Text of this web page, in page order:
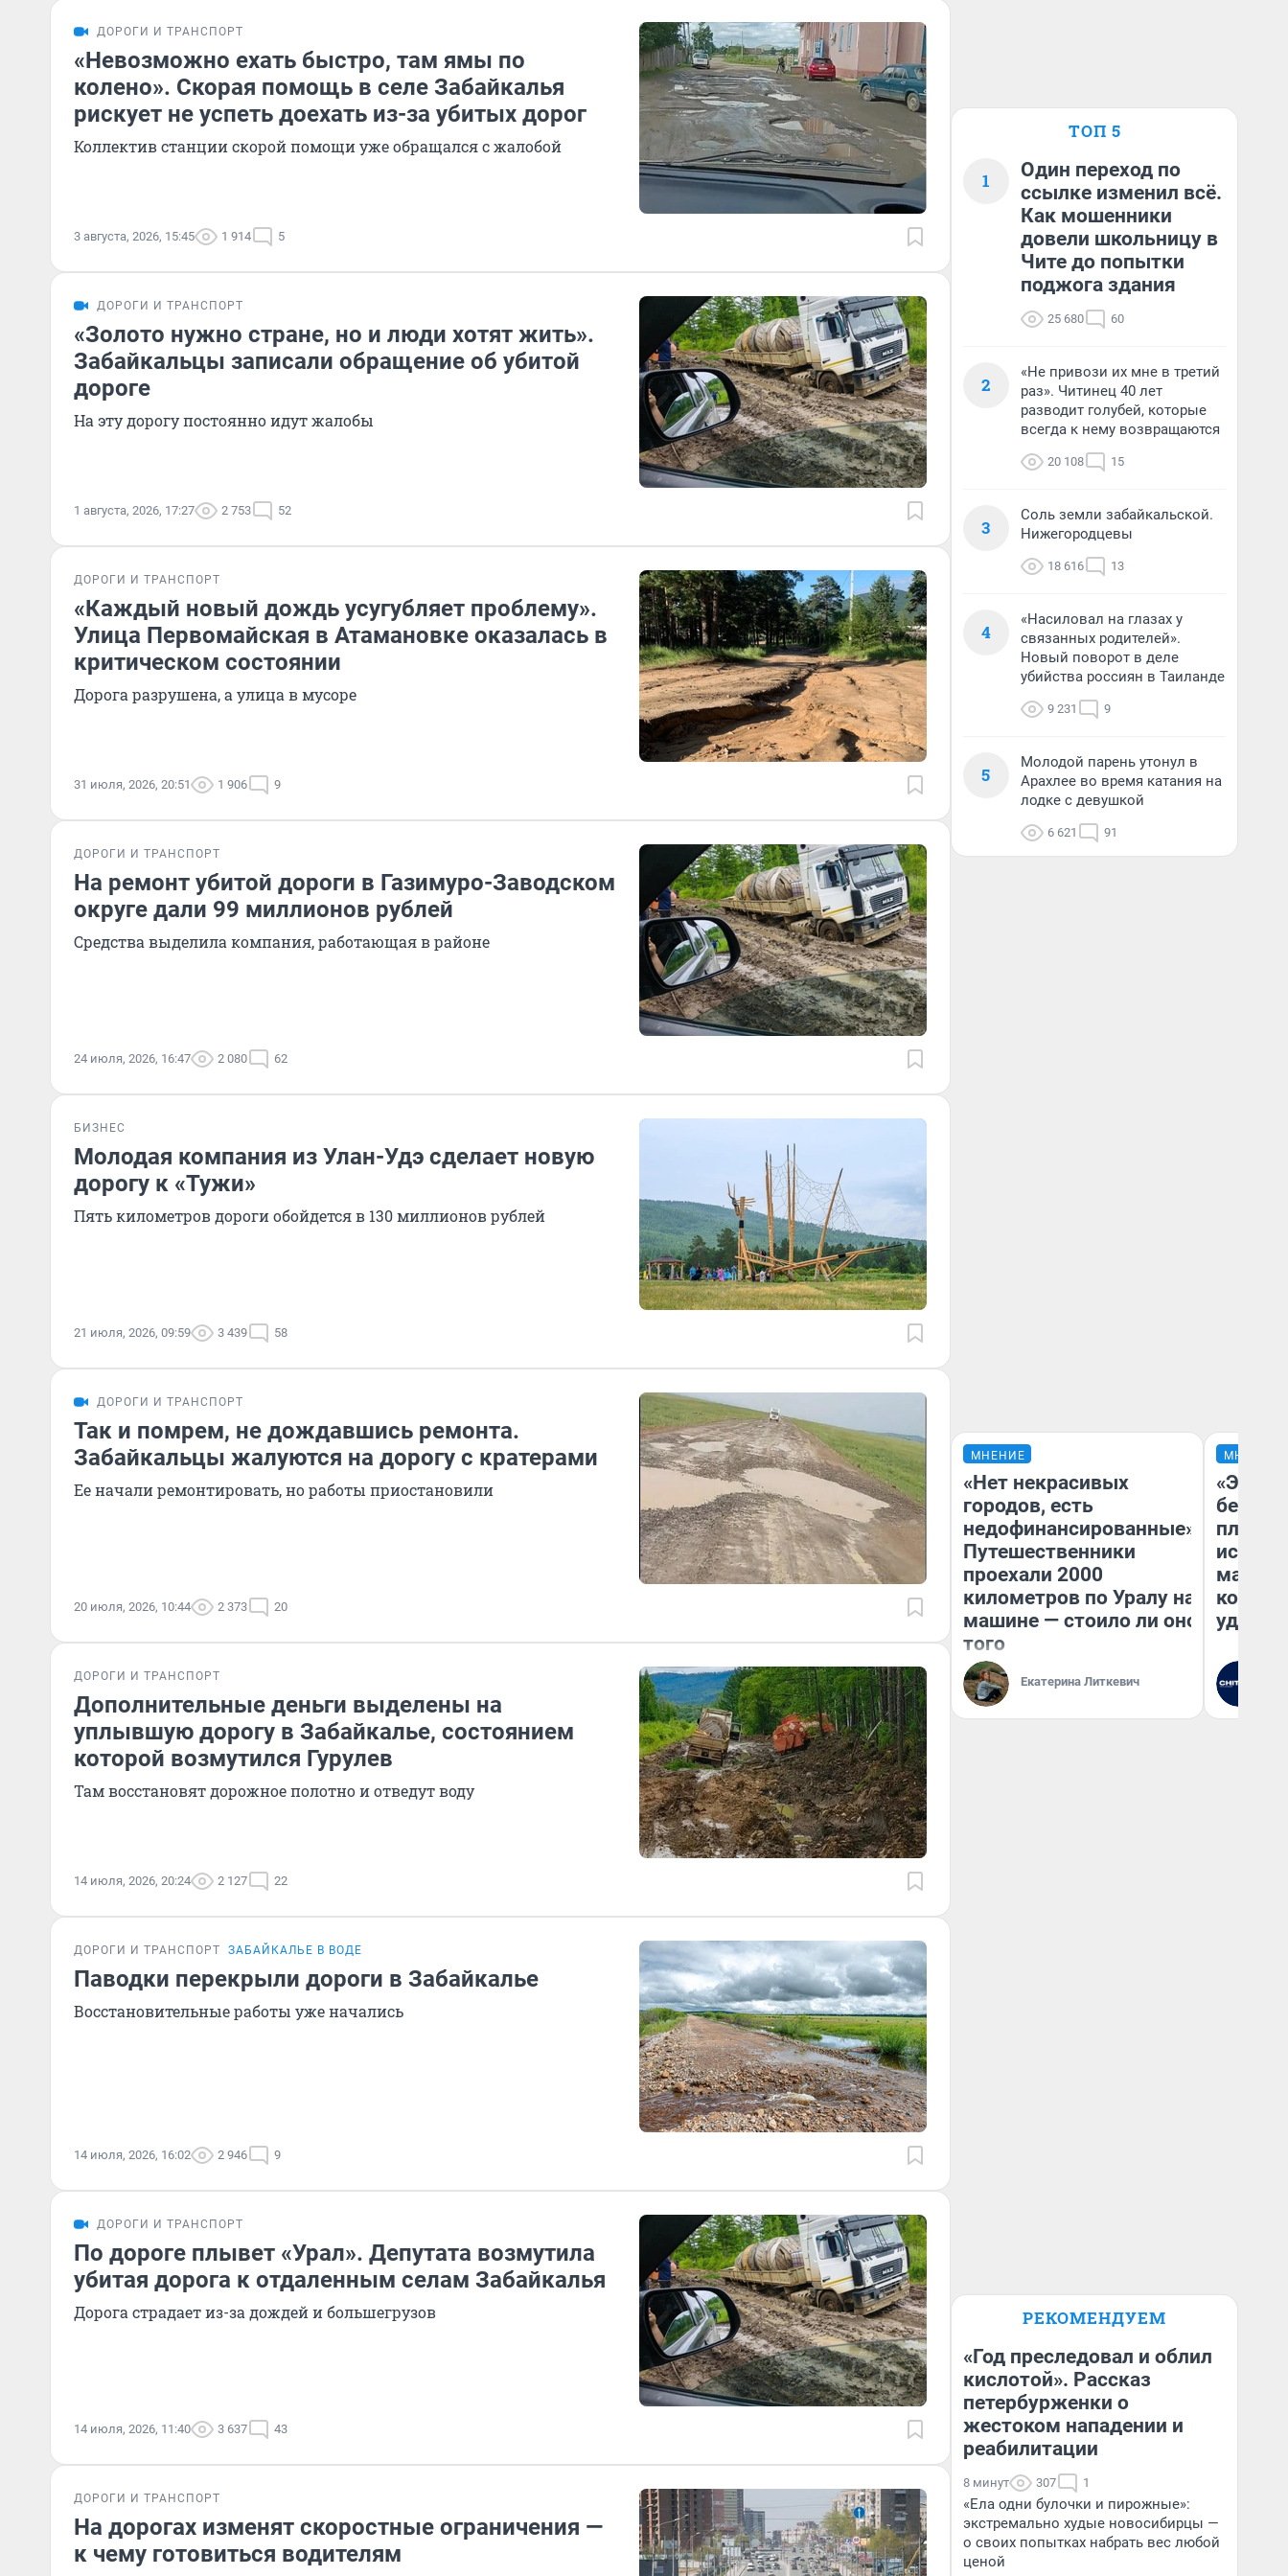
ДОРОГИ И ТРАНСПОРТ
«Невозможно ехать быстро, там ямы по
колено». Скорая помощь в селе Забайкалья
рискует не успеть доехать из-за убитых дорог
Коллектив станции скорой помощи уже обращался с жалобой
3 августа, 2026, 15:45 1 914 5
ДОРОГИ И ТРАНСПОРТ
«Золото нужно стране, но и люди хотят жить».
Забайкальцы записали обращение об убитой
дороге
На эту дорогу постоянно идут жалобы
1 августа, 2026, 17:27 2 753 52
ДОРОГИ И ТРАНСПОРТ
«Каждый новый дождь усугубляет проблему».
Улица Первомайская в Атамановке оказалась в
критическом состоянии
Дорога разрушена, а улица в мусоре
31 июля, 2026, 20:51 1 906 9
ДОРОГИ И ТРАНСПОРТ
На ремонт убитой дороги в Газимуро-Заводском
округе дали 99 миллионов рублей
Средства выделила компания, работающая в районе
24 июля, 2026, 16:47 2 080 62
БИЗНЕС
Молодая компания из Улан-Удэ сделает новую
дорогу к «Тужи»
Пять километров дороги обойдется в 130 миллионов рублей
21 июля, 2026, 09:59 3 439 58
ДОРОГИ И ТРАНСПОРТ
Так и помрем, не дождавшись ремонта.
Забайкальцы жалуются на дорогу с кратерами
Ее начали ремонтировать, но работы приостановили
20 июля, 2026, 10:44 2 373 20
ДОРОГИ И ТРАНСПОРТ
Дополнительные деньги выделены на
уплывшую дорогу в Забайкалье, состоянием
которой возмутился Гурулев
Там восстановят дорожное полотно и отведут воду
14 июля, 2026, 20:24 2 127 22
ДОРОГИ И ТРАНСПОРТ ЗАБАЙКАЛЬЕ В ВОДЕ
Паводки перекрыли дороги в Забайкалье
Восстановительные работы уже начались
14 июля, 2026, 16:02 2 946 9
ДОРОГИ И ТРАНСПОРТ
По дороге плывет «Урал». Депутата возмутила
убитая дорога к отдаленным селам Забайкалья
Дорога страдает из-за дождей и большегрузов
14 июля, 2026, 11:40 3 637 43
ДОРОГИ И ТРАНСПОРТ
На дорогах изменят скоростные ограничения —
к чему готовиться водителям
ТОП 5
1
Один переход по
ссылке изменил всё.
Как мошенники
довели школьницу в
Чите до попытки
поджога здания
25 680 60
2
«Не привози их мне в третий
раз». Читинец 40 лет
разводит голубей, которые
всегда к нему возвращаются
20 108 15
3
Соль земли забайкальской.
Нижегородцевы
18 616 13
4
«Насиловал на глазах у
связанных родителей».
Новый поворот в деле
убийства россиян в Таиланде
9 231 9
5
Молодой парень утонул в
Арахлее во время катания на
лодке с девушкой
6 621 91
МНЕНИЕ
«Нет некрасивых
городов, есть
недофинансированные».
Путешественники
проехали 2000
километров по Уралу на
машине — стоило ли оно
того
Екатерина Литкевич
МНЕНИЕ
«Это
РЕКОМЕНДУЕМ
«Год преследовал и облил
кислотой». Рассказ
петербурженки о
жестоком нападении и
реабилитации
8 минут 307 1
«Ела одни булочки и пирожные»:
экстремально худые новосибирцы —
о своих попытках набрать вес любой
ценой